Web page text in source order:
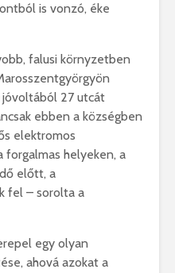
is vonzó, éke
falusi környzetben
jóvoltából 27 utcát
ebben a községben
elektromos
helyeken, a
előtt, a
fel – sorolta a
egy olyan
ahová azokat a